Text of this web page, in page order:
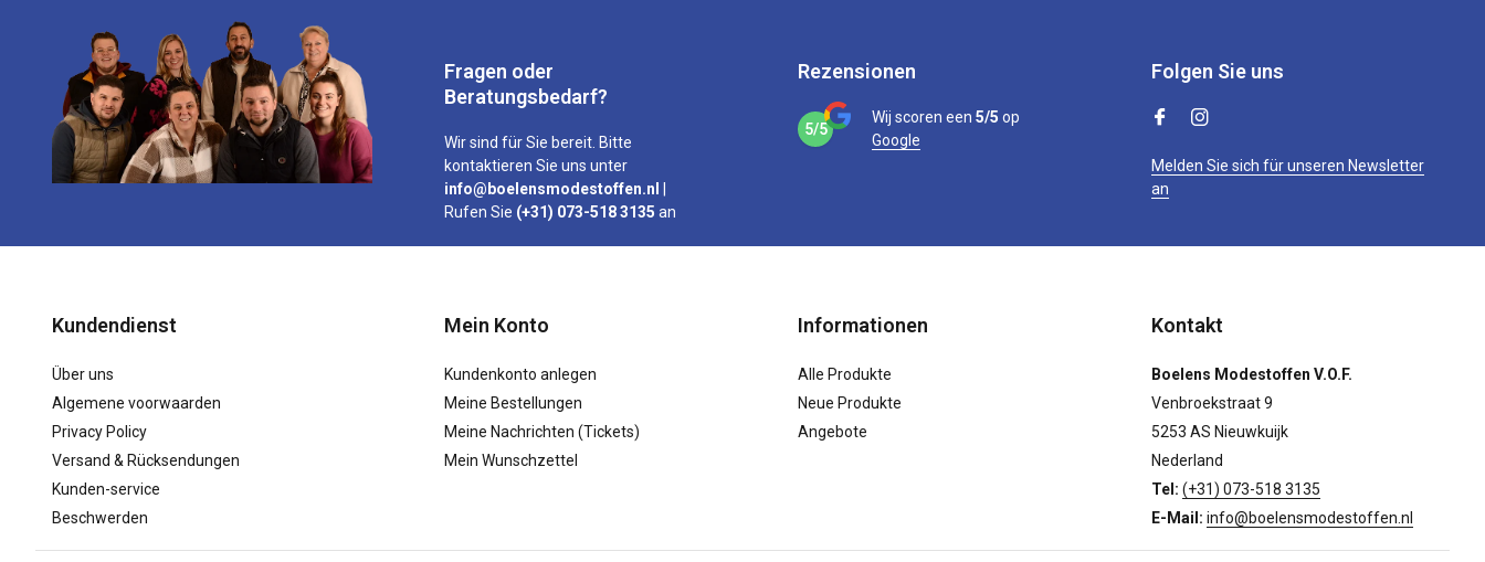
Fragen oder
Beratungsbedarf?
Wir sind für Sie bereit. Bitte
kontaktieren Sie uns unter
info@boelensmodestoffen.nl
Rufen Sie (+31) 073-518 3135 an
Rezensionen
5/5
Wij scoren een 5/5 op
Google
Folgen Sie uns
Melden Sie sich für unseren Newsletter
an
Kundendienst
Über uns
Algemene voorwaarden
Privacy Policy
Versand & Rücksendungen
Kunden-service
Beschwerden
Mein Konto
Kundenkonto anlegen
Meine Bestellungen
Meine Nachrichten (Tickets)
Mein Wunschzettel
Informationen
Alle Produkte
Neue Produkte
Angebote
Kontakt
Boelens Modestoffen V.O.F.
Venbroekstraat 9
5253 AS Nieuwkuijk
Nederland
Tel: (+31) 073-518 3135
E-Mail: info@boelensmodestoffen.nl